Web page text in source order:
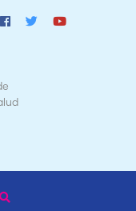
Mapa de Mortalidad
Nicaragua